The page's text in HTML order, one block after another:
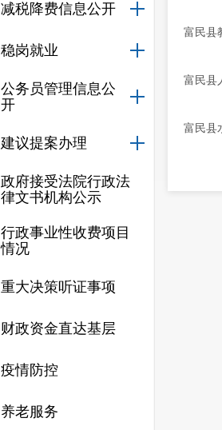
减税降费信息公开
稳岗就业
公务员管理信息公
开
建议提案办理
政府接受法院行政法
律文书机构公示
行政事业性收费项目
情况
重大决策听证事项
财政资金直达基层
疫情防控
养老服务
富民县
富民县
富民县